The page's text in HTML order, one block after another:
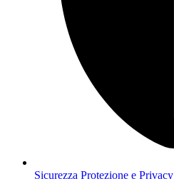
Sicurezza Protezione e Privacy